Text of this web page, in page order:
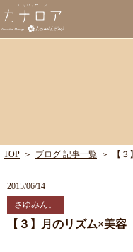
TOP ＞ ブログ 記事一覧 ＞ 【
2015/06/14
さゆみん。
【３】月のリズム×美容